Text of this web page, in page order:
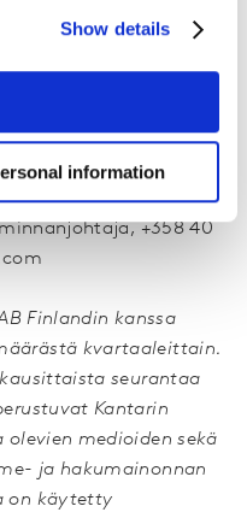
Show details
information
Insight
+358 40
Finlandin kanssa
kvartaaleittain.
seurantaa
Kantarin
olevien medioiden sekä
ja hakumainonnan
on käytetty